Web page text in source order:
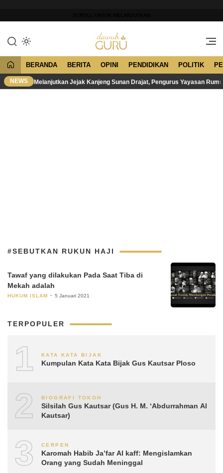
konten
Dawuh Guru
Merawat Tradisi, Membangun
BERANDA BERITA OPINI PENDIDIKAN POLITIK
NEWS Melanjutkan Jejak Kanjeng Sunan Drajat, Pengurus Yayasan
#SEBUTKAN RUKUN HAJI
Tawaf yang dilakukan Pada Saat Tiba di
Mekah adalah
HUKUM ISLAM 5 Januari 2021
TERPOPULER
1 KATA KATA BIJAK
Kumpulan Kata Kata Bijak Gus Kautsar Ploso
2 BIOGRAFI TOKOH
Silsilah Gus Kautsar (Gus H. M. ‘Abdurrahman Al
Kautsar)
3 CERPEN
Karomah Habib Ja’far Al kaff: Mengislamkan
Orang yang Sudah Meninggal